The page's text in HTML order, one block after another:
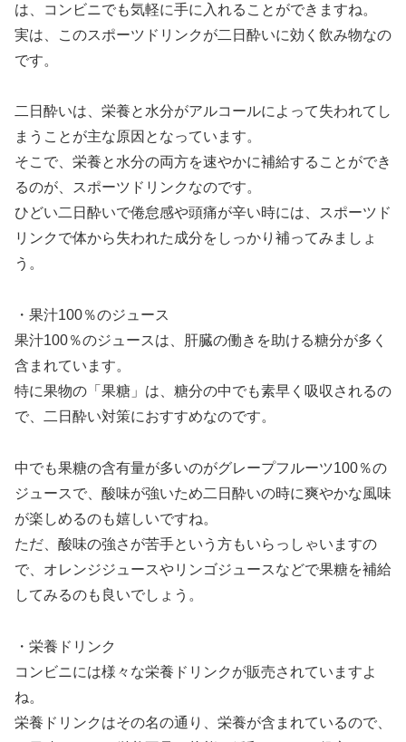
は、コンビニでも気軽に手に入れることができますね。
実は、このスポーツドリンクが二日酔いに効く飲み物なの
です。
二日酔いは、栄養と水分がアルコールによって失われてし
まうことが主な原因となっています。
そこで、栄養と水分の両方を速やかに補給することができ
るのが、スポーツドリンクなのです。
ひどい二日酔いで倦怠感や頭痛が辛い時には、スポーツド
リンクで体から失われた成分をしっかり補ってみましょ
う。
・果汁100％のジュース
果汁100％のジュースは、肝臓の働きを助ける糖分が多く
含まれています。
特に果物の「果糖」は、糖分の中でも素早く吸収されるの
で、二日酔い対策におすすめなのです。
中でも果糖の含有量が多いのがグレープフルーツ100％の
ジュースで、酸味が強いため二日酔いの時に爽やかな風味
が楽しめるのも嬉しいですね。
ただ、酸味の強さが苦手という方もいらっしゃいますの
で、オレンジジュースやリンゴジュースなどで果糖を補給
してみるのも良いでしょう。
・栄養ドリンク
コンビニには様々な栄養ドリンクが販売されていますよ
ね。
栄養ドリンクはその名の通り、栄養が含まれているので、